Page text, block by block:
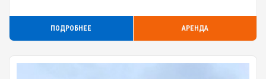
ПОДРОБНЕЕ АРЕНДА